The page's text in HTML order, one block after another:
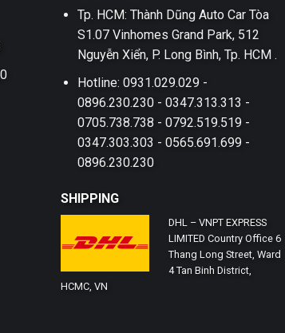
Tp. HCM: Thành Dũng Auto Car Tòa
S1.07 Vinhomes Grand Park, 512
Nguyễn Xiển, P. Long Bình, Tp. HCM .
Hotline: 0931.029.029 -
0896.230.230 - 0347.313.313 -
0705.738.738 - 0792.519.519 -
0347.303.303 - 0565.691.699 -
0896.230.230
SHIPPING
DHL – VNPT EXPRESS
LIMITED Country Office 6
Thang Long Street, Ward
4 Tan Binh District,
HCMC, VN